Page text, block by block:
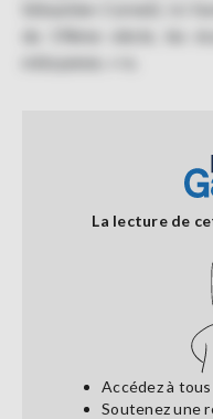
Sébastien Cornet). Ici
du 19ème siècle, les
mitoyenne. «<e.
La lecture de
Accédez à
Soutenez une